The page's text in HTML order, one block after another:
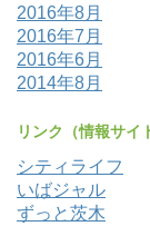
2016年8月
2016年7月
2016年6月
2014年8月
リンク（情報サイ
シティライフ
いばジャル
ずっと茨木